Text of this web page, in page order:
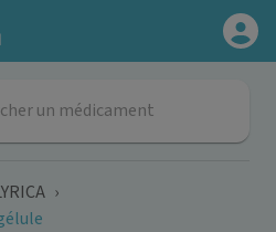
un médicament
›